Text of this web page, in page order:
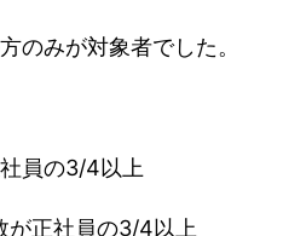
のみが対象者でした。
員の3/4以上
が正社員の3/4以上